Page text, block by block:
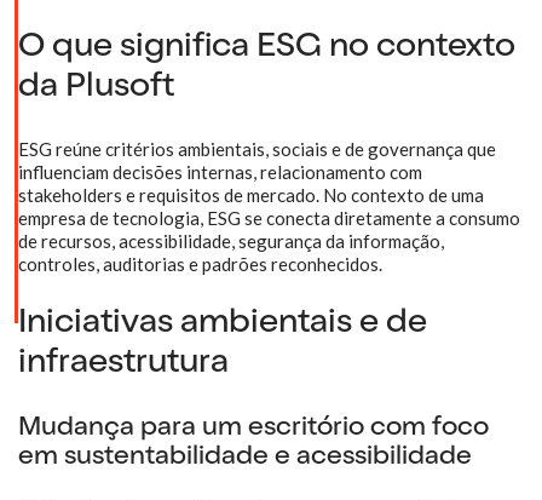
O que significa ESG no contexto
da Plusoft
ESG reúne critérios ambientais, sociais e de governança que
influenciam decisões internas, relacionamento com
stakeholders e requisitos de mercado. No contexto de uma
empresa de tecnologia, ESG se conecta diretamente a consumo
de recursos, acessibilidade, segurança da informação,
controles, auditorias e padrões reconhecidos.
Iniciativas ambientais e de
infraestrutura
Mudança para um escritório com foco
em sustentabilidade e acessibilidade